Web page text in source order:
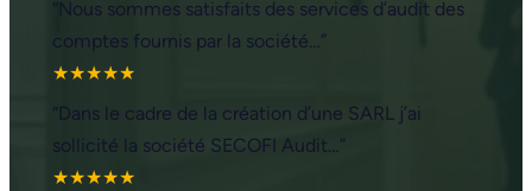
“Nous sommes satisfaits des services d’audit des
comptes fournis par la société…”
★★★★★
“Dans le cadre de la création d’une SARL j’ai
sollicité la société SECOFI Audit…”
★★★★★